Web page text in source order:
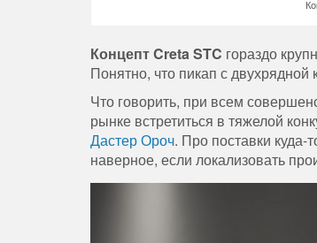
Концепт Creta STC гораздо
Понятно, что пикап с
Что говорить, при всем
рынке встретиться в тяжелой
Дастер Ороч. Про поставки куда-
наверное, если локализовать